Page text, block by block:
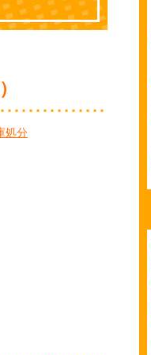
処分